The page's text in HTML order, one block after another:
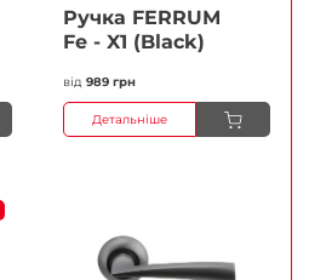
Ручка FERRUМ
Fe - X1 (Black)
від 989 грн
Детальніше